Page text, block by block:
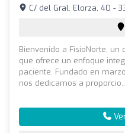
C/ del Gral. Elorza, 40 -
Bienvenido a FisioNorte,
que ofrece un enfoque
paciente. Fundado en
nos dedicamos a